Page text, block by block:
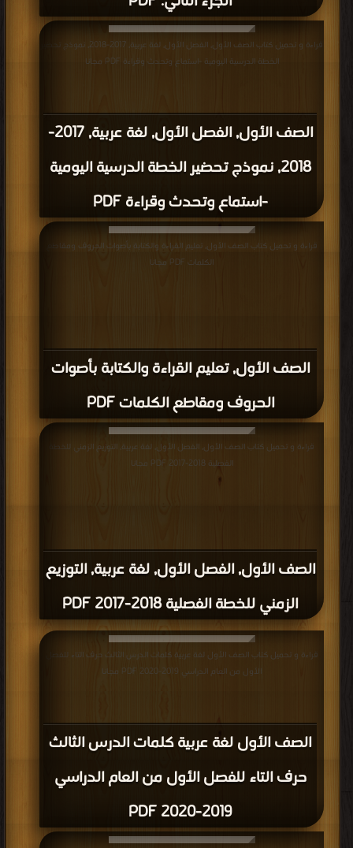
الصف الأول, الفصل الأول, لغة عربية, 2017-
2018, نموذج تحضير الخطة الدرسية اليومية
-استماع وتحدث وقراءة PDF
قراءة و تحميل كتاب الصف الأول, الفصل الأول, لغة عربية, 2017-2018, نموذج تحضير
الخطة الدرسية اليومية -استماع وتحدث وقراءة PDF مجانا
الصف الأول, تعليم القراءة والكتابة بأصوات
الحروف ومقاطع الكلمات PDF
قراءة و تحميل كتاب الصف الأول, تعليم القراءة والكتابة بأصوات الحروف ومقاطع
الكلمات PDF مجانا
الصف الأول, الفصل الأول, لغة عربية, التوزيع
الزمني للخطة الفصلية 2018-2017 PDF
قراءة و تحميل كتاب الصف الأول, الفصل الأول, لغة عربية, التوزيع الزمني للخطة
الفصلية 2018-2017 PDF مجانا
الصف الأول لغة عربية كلمات الدرس الثالث
حرف التاء للفصل الأول من العام الدراسي
2019-2020 PDF
قراءة و تحميل كتاب الصف الأول لغة عربية كلمات الدرس الثالث حرف التاء للفصل
الأول من العام الدراسي 2019-2020 PDF مجانا